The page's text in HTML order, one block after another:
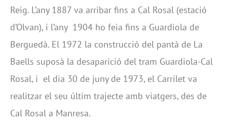
Reig. L’any 1887 va arribar fins a Cal Rosal (estació
d’Olvan), i l’any 1904 ho feia fins a Guardiola de
Berguedà. El 1972 la construcció del pantà de La
Baells suposà la desaparició del tram Guardiola-Cal
Rosal, i el dia 30 de juny de 1973, el Carrilet va
realitzar el seu últim trajecte amb viatgers, des de
Cal Rosal a Manresa.